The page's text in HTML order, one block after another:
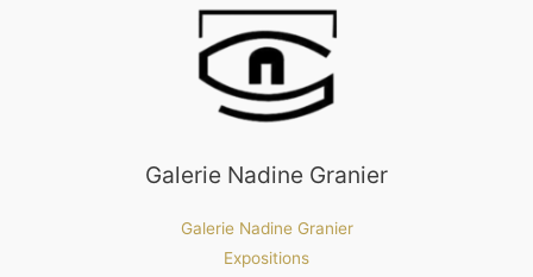
Galerie Nadine Granier
Galerie Nadine Granier
Expositions